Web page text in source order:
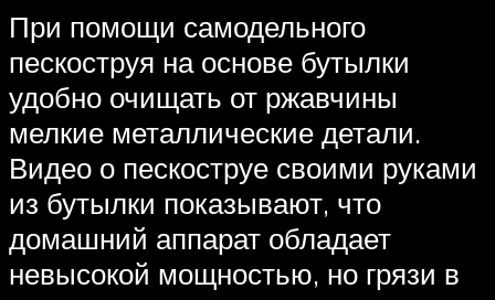
При помощи самодельного
пескоструя на основе бутылки
удобно очищать от ржавчины
мелкие металлические детали.
Видео о пескоструе своими руками
из бутылки показывают, что
домашний аппарат обладает
невысокой мощностью, но грязи в